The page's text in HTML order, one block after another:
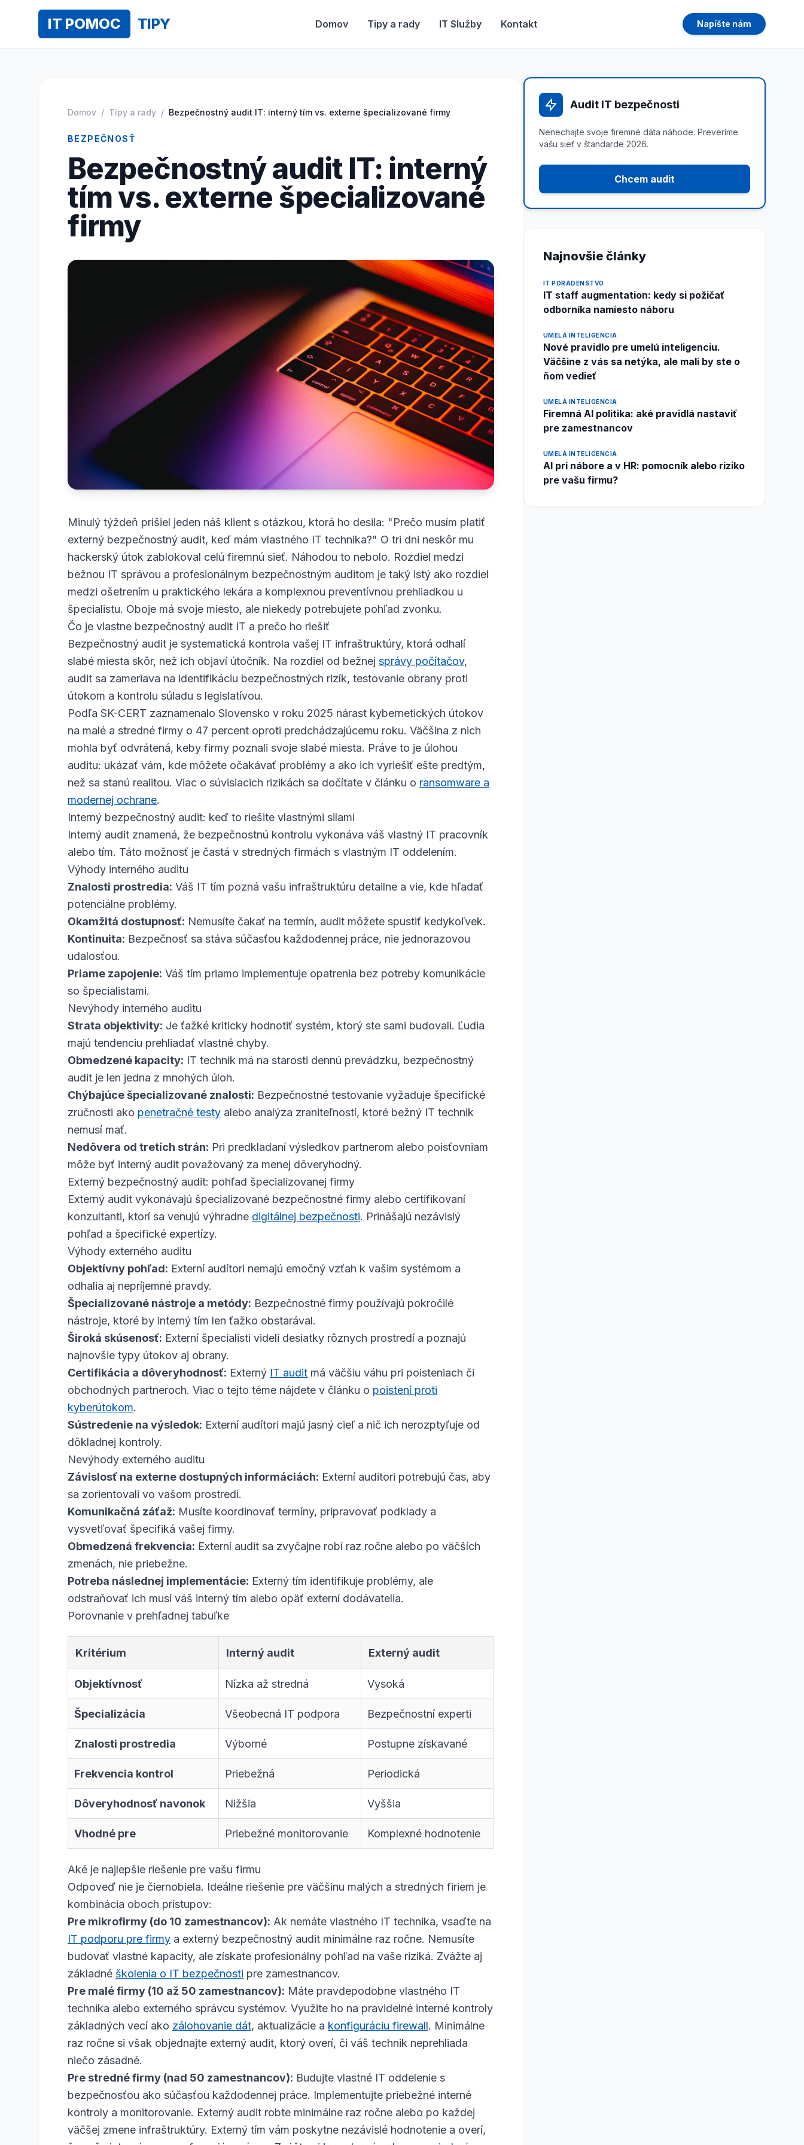
IT POMOC TIPY Domov Tipy a rady IT Služby Kontakt Napíšte nám
Domov / Tipy a rady / Bezpečnostný audit IT: interný tím vs. externe špecializované firmy
BEZPEČNOSŤ
Bezpečnostný audit IT: interný
tím vs. externe špecializované
firmy
Minulý týždeň prišiel jeden náš klient s otázkou, ktorá ho desila: "Prečo musím platiť
externý bezpečnostný audit, keď mám vlastného IT technika?" O tri dni neskôr mu
hackerský útok zablokoval celú firemnú sieť. Náhodou to nebolo. Rozdiel medzi
bežnou IT správou a profesionálnym bezpečnostným auditom je taký istý ako rozdiel
medzi ošetrením u praktického lekára a komplexnou preventívnou prehliadkou u
špecialistu. Oboje má svoje miesto, ale niekedy potrebujete pohľad zvonku.
Čo je vlastne bezpečnostný audit IT a prečo ho riešiť
Bezpečnostný audit je systematická kontrola vašej IT infraštruktúry, ktorá odhalí
slabé miesta skôr, než ich objaví útočník. Na rozdiel od bežnej správy počítačov,
audit sa zameriava na identifikáciu bezpečnostných rizík, testovanie obrany proti
útokom a kontrolu súladu s legislatívou.
Podľa SK-CERT zaznamenalo Slovensko v roku 2025 nárast kybernetických útokov
na malé a stredné firmy o 47 percent oproti predchádzajúcemu roku. Väčšina z nich
mohla byť odvrátená, keby firmy poznali svoje slabé miesta. Práve to je úlohou
auditu: ukázať vám, kde môžete očakávať problémy a ako ich vyriešiť ešte predtým,
než sa stanú realitou. Viac o súvisiacich rizikách sa dočítate v článku o ransomware a
modernej ochrane.
Interný bezpečnostný audit: keď to riešite vlastnými silami
Interný audit znamená, že bezpečnostnú kontrolu vykonáva váš vlastný IT pracovník
alebo tím. Táto možnosť je častá v stredných firmách s vlastným IT oddelením.
Výhody interného auditu
Znalosti prostredia: Váš IT tím pozná vašu infraštruktúru detailne a vie, kde hľadať
potenciálne problémy.
Okamžitá dostupnosť: Nemusíte čakať na termín, audit môžete spustiť kedykoľvek.
Kontinuita: Bezpečnosť sa stáva súčasťou každodennej práce, nie jednorazovou
udalosťou.
Priame zapojenie: Váš tím priamo implementuje opatrenia bez potreby komunikácie
so špecialistami.
Nevýhody interného auditu
Strata objektivity: Je ťažké kriticky hodnotiť systém, ktorý ste sami budovali. Ľudia
majú tendenciu prehliadať vlastné chyby.
Obmedzené kapacity: IT technik má na starosti dennú prevádzku, bezpečnostný
audit je len jedna z mnohých úloh.
Chýbajúce špecializované znalosti: Bezpečnostné testovanie vyžaduje špecifické
zručnosti ako penetračné testy alebo analýza zraniteľností, ktoré bežný IT technik
nemusí mať.
Nedôvera od tretích strán: Pri predkladaní výsledkov partnerom alebo poisťovniam
môže byť interný audit považovaný za menej dôveryhodný.
Externý bezpečnostný audit: pohľad špecializovanej firmy
Externý audit vykonávajú špecializované bezpečnostné firmy alebo certifikovaní
konzultanti, ktorí sa venujú výhradne digitálnej bezpečnosti. Prinášajú nezávislý
pohľad a špecifické expertízy.
Výhody externého auditu
Objektívny pohľad: Externí audítori nemajú emočný vzťah k vašim systémom a
odhalia aj nepríjemné pravdy.
Špecializované nástroje a metódy: Bezpečnostné firmy používajú pokročilé
nástroje, ktoré by interný tím len ťažko obstarával.
Široká skúsenosť: Externí špecialisti videli desiatky rôznych prostredí a poznajú
najnovšie typy útokov aj obrany.
Certifikácia a dôveryhodnosť: Externý IT audit má väčšiu váhu pri poisteniach či
obchodných partneroch. Viac o tejto téme nájdete v článku o poistení proti
kyberútokom.
Sústredenie na výsledok: Externí audítori majú jasný cieľ a nič ich nerozptyľuje od
dôkladnej kontroly.
Nevýhody externého auditu
Závislosť na externe dostupných informáciách: Externí auditori potrebujú čas, aby
sa zorientovali vo vašom prostredí.
Komunikačná záťaž: Musíte koordinovať termíny, pripravovať podklady a
vysvetľovať špecifiká vašej firmy.
Obmedzená frekvencia: Externí audit sa zvyčajne robí raz ročne alebo po väčších
zmenách, nie priebežne.
Potreba následnej implementácie: Externý tím identifikuje problémy, ale
odstraňovať ich musí váš interný tím alebo opäť externí dodávatelia.
Porovnanie v prehľadnej tabuľke
Kritérium Interný audit Externý audit
Objektívnosť Nízka až stredná Vysoká
Špecializácia Všeobecná IT podpora Bezpečnostní experti
Znalosti prostredia Výborné Postupne získavané
Frekvencia kontrol Priebežná Periodická
Dôveryhodnosť navonok Nižšia Vyššia
Vhodné pre Priebežné monitorovanie Komplexné hodnotenie
Aké je najlepšie riešenie pre vašu firmu
Odpoveď nie je čiernobiela. Ideálne riešenie pre väčšinu malých a stredných firiem je
kombinácia oboch prístupov:
Pre mikrofirmy (do 10 zamestnancov): Ak nemáte vlastného IT technika, vsaďte na
IT podporu pre firmy a externý bezpečnostný audit minimálne raz ročne. Nemusíte
budovať vlastné kapacity, ale získate profesionálny pohľad na vaše riziká. Zvážte aj
základné školenia o IT bezpečnosti pre zamestnancov.
Pre malé firmy (10 až 50 zamestnancov): Máte pravdepodobne vlastného IT
technika alebo externého správcu systémov. Využite ho na pravidelné interné kontroly
základných vecí ako zálohovanie dát, aktualizácie a konfiguráciu firewall. Minimálne
raz ročne si však objednajte externý audit, ktorý overí, či váš technik neprehliada
niečo zásadné.
Pre stredné firmy (nad 50 zamestnancov): Budujte vlastné IT oddelenie s
bezpečnosťou ako súčasťou každodennej práce. Implementujte priebežné interné
kontroly a monitorovanie. Externý audit robte minimálne raz ročne alebo po každej
väčšej zmene infraštruktúry. Externý tím vám poskytne nezávislé hodnotenie a overí,
Audit IT bezpečnosti
Nenechajte svoje firemné dáta náhode. Preveríme
vašu sieť v štandarde 2026.
Chcem audit
Najnovšie články
IT PORADENSTVO
IT staff augmentation: kedy si požičať
odborníka namiesto náboru
UMELÁ INTELIGENCIA
Nové pravidlo pre umelú inteligenciu.
Väčšine z vás sa netýka, ale mali by ste o
ňom vedieť
UMELÁ INTELIGENCIA
Firemná AI politika: aké pravidlá nastaviť
pre zamestnancov
UMELÁ INTELIGENCIA
AI pri nábore a v HR: pomocník alebo riziko
pre vašu firmu?